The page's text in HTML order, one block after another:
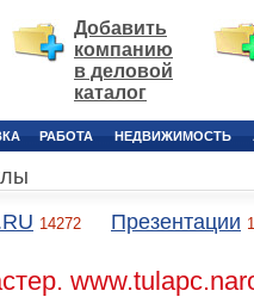
Добавить
компанию
в деловой
каталог
РАБОТА НЕДВИЖИМОСТЬ
14272 Презентации